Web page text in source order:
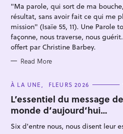
E
"Ma parole, qui sort de ma
résultat, sans avoir fait ce qui me
mission" (Isaïe 55, 11). Une Parole
façonne, nous traverse, nous
offert par Christine Barbey.
Read More
C
T
E
G
O
R
I
À LA UNE FLEURS 2026
L’essentiel du message
monde d’aujourd’hui…
Six d'entre nous, nous disent leur
S
e
a
r
c
f
o
r
: